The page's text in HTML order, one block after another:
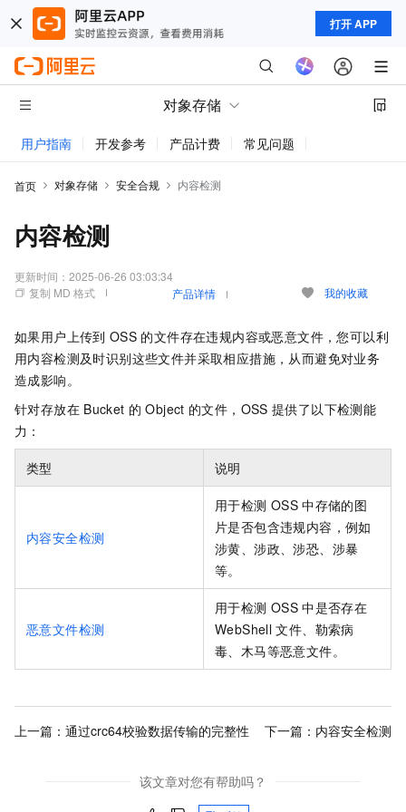
打开 APP
对象存储
用户指南 开发参考 产品计费 常见问题
首页 对象存储 安全合规 内容检测
内容检测
更新时间： 2025-06-26 03:03:34
复制 MD 格式
产品详情 我的收藏
如果用户上传到 OSS 的文件存在违规内容或恶意文件，您可以利
用内容检测及时识别这些文件并采取相应措施，从而避免对业务
造成影响。
针对存放在 Bucket 的 Object 的文件，OSS 提供了以下检测能
力：
类型 说明
内容安全检测
用于检测 OSS 中存储的图
片是否包含违规内容，例如
涉黄、涉政、涉恐、涉暴
等。
恶意文件检测
用于检测 OSS 中是否存在
WebShell 文件、勒索病
毒、木马等恶意文件。
上一篇： 通过crc64校验数据传输的完整性 下一篇： 内容安全检测
该文章对您有帮助吗？